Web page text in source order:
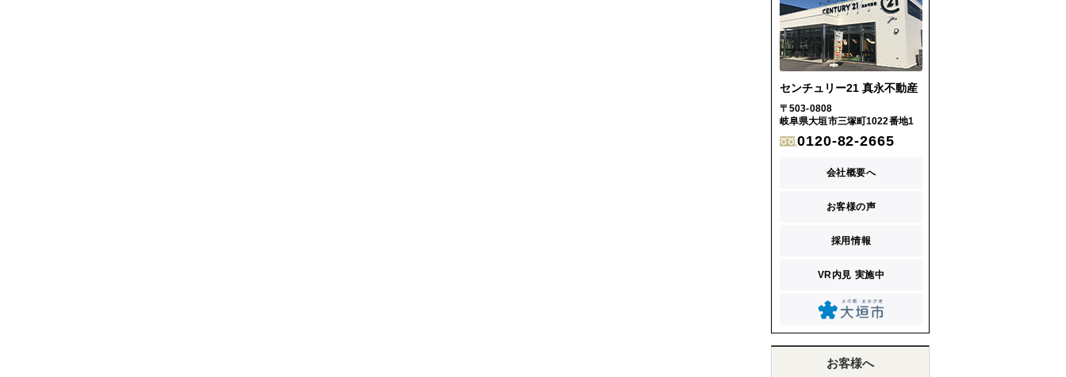
センチュリー21 真永不動産
〒503-0808
岐阜県大垣市三塚町1022番地1
0120-82-2665
会社概要へ
お客様の声
採用情報
VR内見 実施中
お客様へ